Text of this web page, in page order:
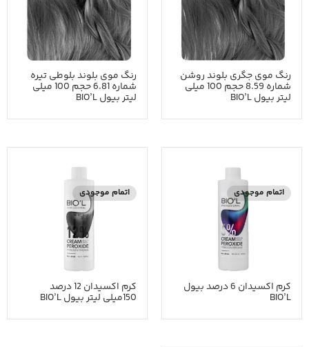
رنگ موی جگری بلوند روشن
شماره 8.59 حجم 100 میلی
لیتر بیول BIO’L
رنگ موی بلوند بلوطی تیره
شماره 6.81 حجم 100 میلی
لیتر بیول BIO’L
اتمام موجودی
کرم اکسیدان 6 درصد بیول
BIO’L
اتمام موجودی
کرم اکسیدان 12 درصد
150میلی لیتر بیول BIO’L